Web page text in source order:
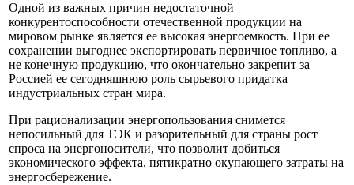
Одной из важных причин недостаточной
конкурентоспособности отечественной продукции на
мировом рынке является ее высокая энергоемкость. При ее
сохранении выгоднее экспортировать первичное топливо, а
не конечную продукцию, что окончательно закрепит за
Россией ее сегодняшнюю роль сырьевого придатка
индустриальных стран мира.
При рационализации энергопользования снимется
непосильный для ТЭК и разорительный для страны рост
спроса на энергоносители, что позволит добиться
экономического эффекта, пятикратно окупающего затраты на
энергосбережение.